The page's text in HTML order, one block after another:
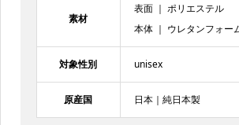
素材
表面 ｜ ポリエステル
本体 ｜ ウレタンフォー
対象性別 unisex
原産国 日本｜純日本製